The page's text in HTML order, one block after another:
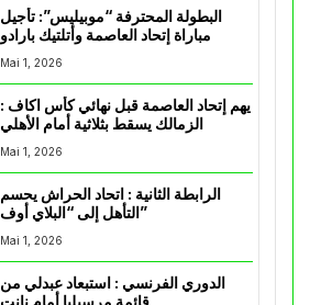
البطولة المحترفة “موبيليس”: تأجيل
مباراة إتحاد العاصمة وأتلتيك بارادو
Mai 1, 2026
يهم إتحاد العاصمة قبل نهائي كأس اكاف :
Mai 1, 2026
الرابطة الثانية : اتحاد الحراش يحسم
التأهل إلى “البلاي أوف”
Mai 1, 2026
الدوري الفرنسي : استبعاد عبدلي من